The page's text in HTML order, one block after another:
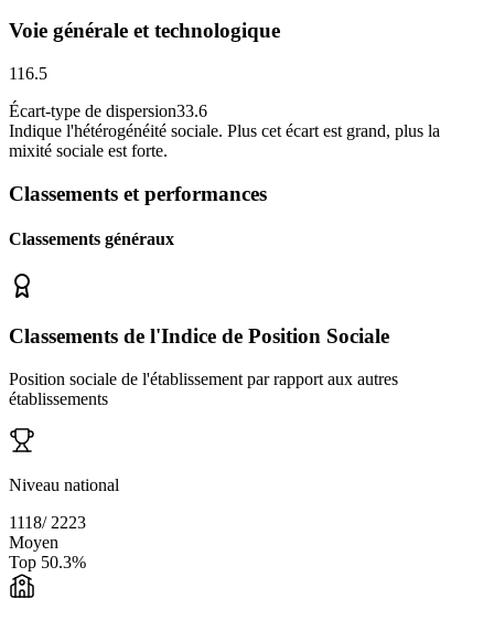
Voie générale et technologique
116.5
Écart-type de dispersion33.6
Indique l'hétérogénéité sociale. Plus cet écart est grand, plus la
mixité sociale est forte.
Classements et performances
Classements généraux
Classements de l'Indice de Position Sociale
Position sociale de l'établissement par rapport aux autres
établissements
Niveau national
1118/ 2223
Moyen
Top 50.3%